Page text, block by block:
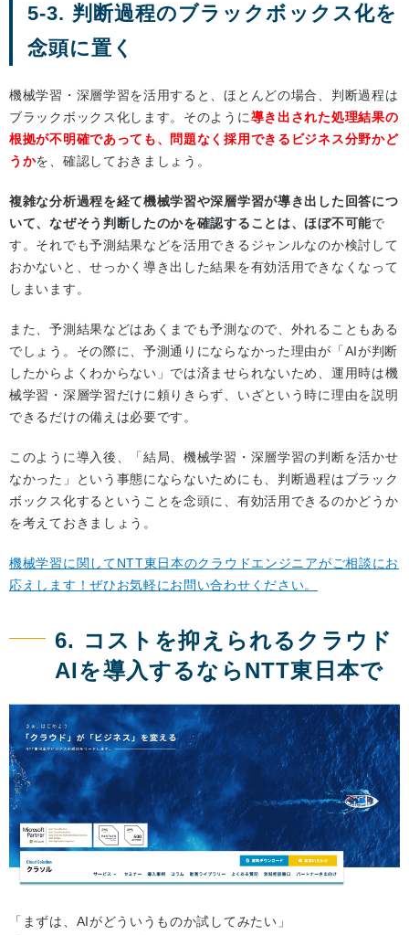
5-3. 判断過程のブラックボックス化を
念頭に置く
機械学習・深層学習を活用すると、ほとんどの場合、判断過程は
ブラックボックス化します。そのように導き出された処理結果の
根拠が不明確であっても、問題なく採用できるビジネス分野かど
うかを、確認しておきましょう。
複雑な分析過程を経て機械学習や深層学習が導き出した回答につ
いて、なぜそう判断したのかを確認することは、ほぼ不可能で
す。それでも予測結果などを活用できるジャンルなのか検討して
おかないと、せっかく導き出した結果を有効活用できなくなって
しまいます。
また、予測結果などはあくまでも予測なので、外れることもある
でしょう。その際に、予測通りにならなかった理由が「AIが判断
したからよくわからない」では済ませられないため、運用時は機
械学習・深層学習だけに頼りきらず、いざという時に理由を説明
できるだけの備えは必要です。
このように導入後、「結局、機械学習・深層学習の判断を活かせ
なかった」という事態にならないためにも、判断過程はブラック
ボックス化するということを念頭に、有効活用できるのかどうか
を考えておきましょう。
機械学習に関してNTT東日本のクラウドエンジニアがご相談にお
応えします！ぜひお気軽にお問い合わせください。
6. コストを抑えられるクラウド
AIを導入するならNTT東日本で
「まずは、AIがどういうものか試してみたい」